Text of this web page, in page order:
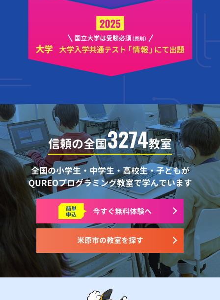
信頼の全国3274教室
全国の小学生・中学生・高校生・子どもが
QUREOプログラミング教室で学んでいます
米原市の教室を探す
簡単
申込 今すぐ無料体験へ